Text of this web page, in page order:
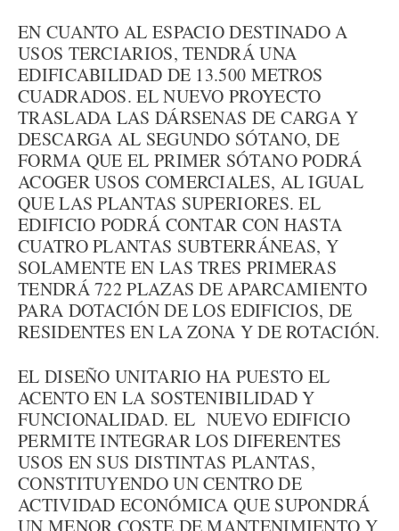
EN CUANTO AL ESPACIO DESTINADO A
USOS TERCIARIOS, TENDRÁ UNA
EDIFICABILIDAD DE 13.500 METROS
CUADRADOS. EL NUEVO PROYECTO
TRASLADA LAS DÁRSENAS DE CARGA Y
DESCARGA AL SEGUNDO SÓTANO, DE
FORMA QUE EL PRIMER SÓTANO PODRÁ
ACOGER USOS COMERCIALES, AL IGUAL
QUE LAS PLANTAS SUPERIORES. EL
EDIFICIO PODRÁ CONTAR CON HASTA
CUATRO PLANTAS SUBTERRÁNEAS, Y
SOLAMENTE EN LAS TRES PRIMERAS
TENDRÁ 722 PLAZAS DE APARCAMIENTO
PARA DOTACIÓN DE LOS EDIFICIOS, DE
RESIDENTES EN LA ZONA Y DE ROTACIÓN.
EL DISEÑO UNITARIO HA PUESTO EL
ACENTO EN LA SOSTENIBILIDAD Y
FUNCIONALIDAD. EL NUEVO EDIFICIO
PERMITE INTEGRAR LOS DIFERENTES
USOS EN SUS DISTINTAS PLANTAS,
CONSTITUYENDO UN CENTRO DE
ACTIVIDAD ECONÓMICA QUE SUPONDRÁ
UN MENOR COSTE DE MANTENIMIENTO Y